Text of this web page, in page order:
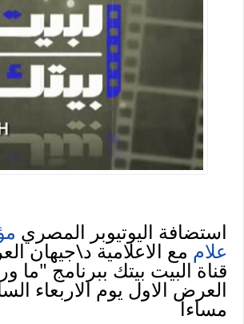
استضافة اليوتيوبر المصري
علام مع الاعلامية د\جيهان
قناة البيت بيتك ببرنامج "ما
العرض الاول يوم الاربعاء
مساءا